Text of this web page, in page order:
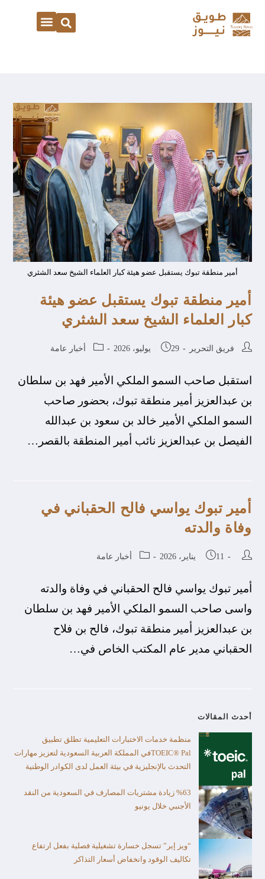
أمير منطقة تبوك يستقبل عضو هيئة كبار العلماء الشيخ سعد الشثري
أمير منطقة تبوك يستقبل عضو هيئة
كبار العلماء الشيخ سعد الشثري
فريق التحرير 29 يوليو، 2026 أخبار عامة
استقبل صاحب السمو الملكي الأمير فهد بن سلطان
بن عبدالعزيز أمير منطقة تبوك، بحضور صاحب
السمو الملكي الأمير خالد بن سعود بن عبدالله
الفيصل بن عبدالعزيز نائب أمير المنطقة بالقصر…
أمير تبوك يواسي فالح الحقباني في
وفاة والدته
11 يناير، 2026 أخبار عامة
أمير تبوك يواسي فالح الحقباني في وفاة والدته
واسى صاحب السمو الملكي الأمير فهد بن سلطان
بن عبدالعزيز أمير منطقة تبوك، فالح بن فلاح
الحقباني مدير عام المكتب الخاص في…
أحدث المقالات
منظمة خدمات الاختبارات التعليمية تطلق تطبيق
TOEIC® Palفي المملكة العربية السعودية لتعزيز مهارات
التحدث بالإنجليزية في بيئة العمل لدى الكوادر الوطنية
%63 زيادة مشتريات المصارف في السعودية من النقد
الأجنبي خلال يونيو
“ويز إير” تسجل خسارة تشغيلية فصلية بفعل ارتفاع
تكاليف الوقود وانخفاض أسعار التذاكر